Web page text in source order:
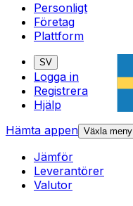
Personligt
Företag
Plattform
SV
Logga in
Registrera
Hjälp
Hämta appen Växla meny
Jämför
Leverantörer
Valutor